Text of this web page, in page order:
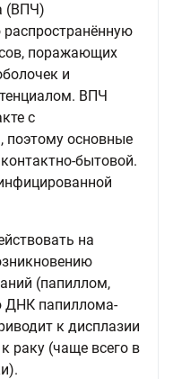
(ВПЧ)
поражающих
и
ВПЧ
с
поэтому основные
бытовой.
на
(папиллом,
ДНК папиллома-
к дисплазии
раку (чаще всего в